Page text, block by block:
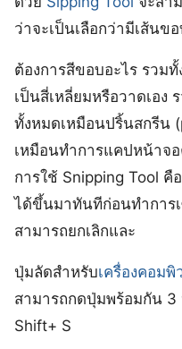
ว่าจะเป็นเลือกว่ามีเส้นข
ต้องการสีขอบอะไร รวม
เป็นสี่เหลี่ยมหรือวาดเอง
ทั้งหมดเหมือนปริ้นสกรีน
เหมือนทำการแคปหน้าจ
การใช้ Snipping Tool
ได้ขึ้นมาทันทีก่อนทำการ
สามารถยกเลิกและ
ปุ่มลัดสำหรับเครื่องคอมพิ
สามารถกดปุ่มพร้อมกัน
Shift+ S